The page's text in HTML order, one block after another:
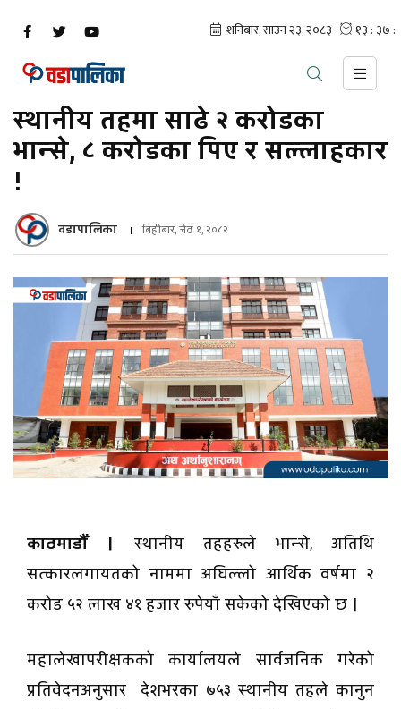
स्थानीय तहमा साढे २ करोडका
भान्से, ८ करोडका पिए र सल्लाहकार
!
वडापालिका बिहीबार, जेठ १, २०८२
काठमाडौँ ।
स्थानीय तहहरुले भान्से, अतिथि
सत्कारलगायतको नाममा अघिल्लो आर्थिक वर्षमा २
करोड ५२ लाख ४१ हजार रुपेयाँ सकेको देखिएको छ ।
महालेखापरीक्षकको कार्यालयले सार्वजनिक गरेको
प्रतिवेदनअनुसार देशभरका ७५३ स्थानीय तहले कानुन